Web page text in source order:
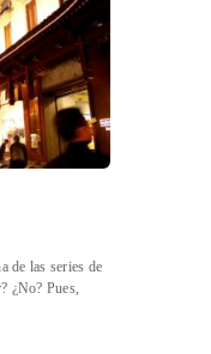
de las series de
¿No? Pues,